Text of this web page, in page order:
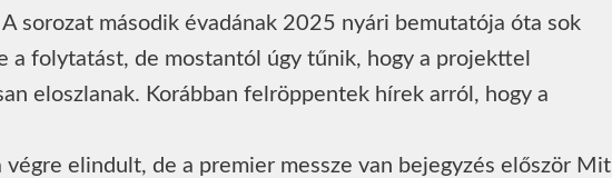
sorozat második évadának 2025 nyári bemutatója óta sok
a folytatást, de mostantól úgy tűnik, hogy a projekttel
eloszlanak. Korábban felröppentek hírek arról, hogy a
elindult, de a premier messze van bejegyzés először Mit